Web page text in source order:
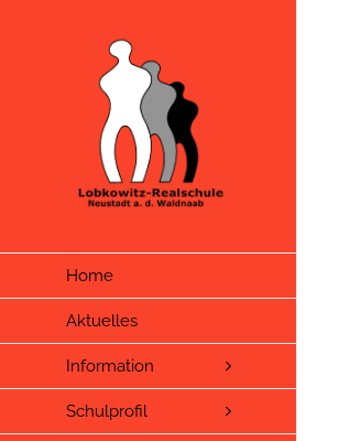
Home
Aktuelles
Information
Schulprofil